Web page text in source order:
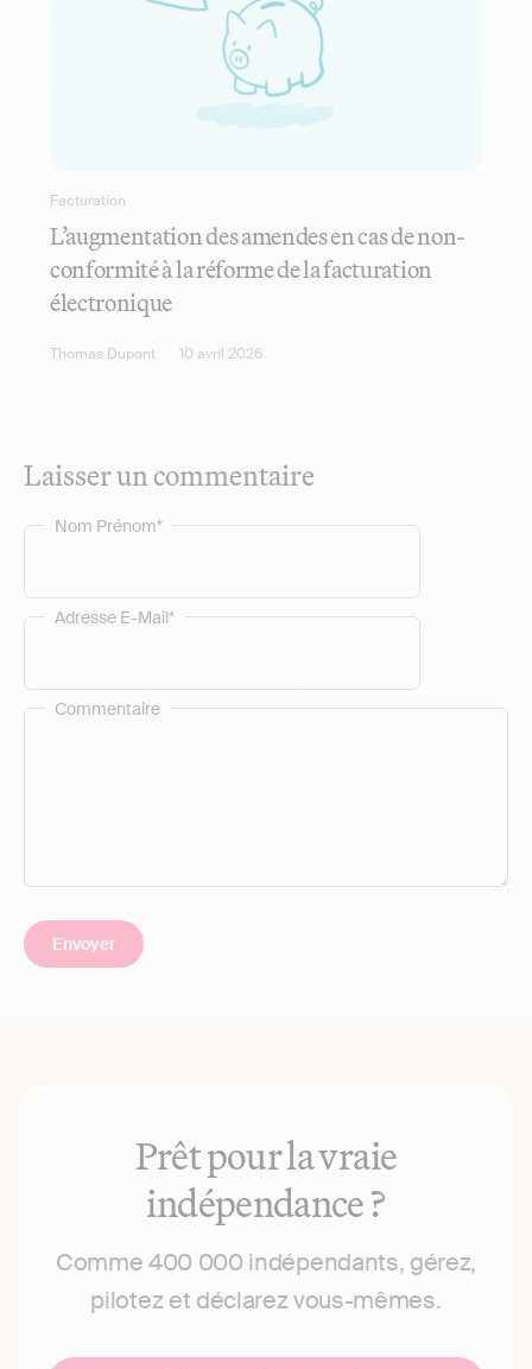
Facturation
L’augmentation des amendes en cas de non-
conformité à la réforme de la facturation
électronique
Thomas Dupont 10 avril 2026
Laisser un commentaire
Commentaire
Nom Prénom*
Adresse E-Mail*
Prêt pour la vraie
indépendance ?
Comme 400 000 indépendants, gérez,
pilotez et déclarez vous-mêmes.